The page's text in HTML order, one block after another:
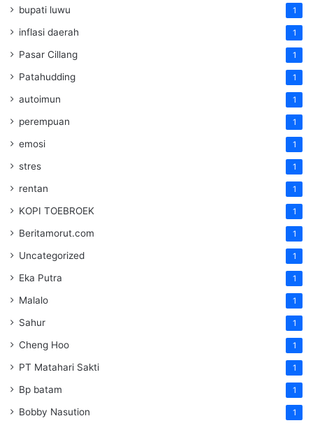
bupati luwu 1
inflasi daerah 1
Pasar Cillang 1
Patahudding 1
autoimun 1
perempuan 1
emosi 1
stres 1
rentan 1
KOPI TOEBROEK 1
Beritamorut.com 1
Uncategorized 1
Eka Putra 1
Malalo 1
Sahur 1
Cheng Hoo 1
PT Matahari Sakti 1
Bp batam 1
Bobby Nasution 1